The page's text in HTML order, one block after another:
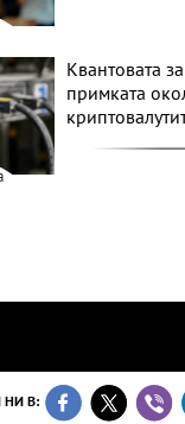
Квантовата
примката
НИ В: